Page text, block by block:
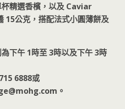
精選香檳，以及 Caviar
公克，搭配法式小圓薄餅及
下午 1時至 3時以及下午 3時
6888或
。